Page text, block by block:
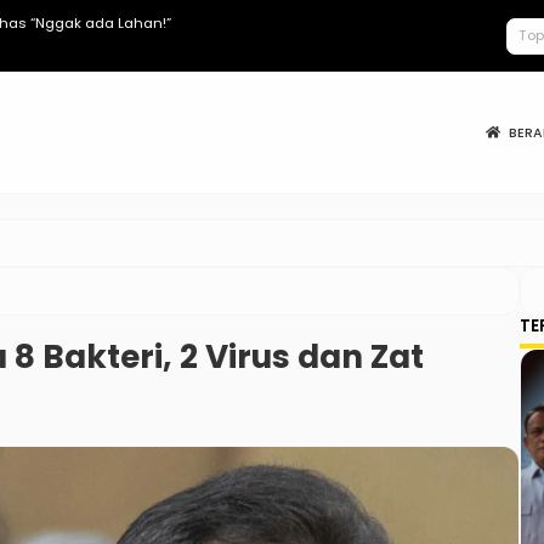
“Nggak ada Lahan!” Keracunan
8 Bakteri, 2 Virus dan Zat